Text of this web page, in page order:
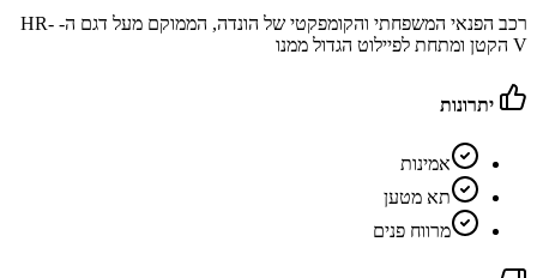
רכב הפנאי המשפחתי והקומפקטי של הונדה, הממוקם מעל דגם ה- HR-
V הקטן ומתחת לפיילוט הגדול ממנו
יתרונות
אמינות
תא מטען
מרווח פנים